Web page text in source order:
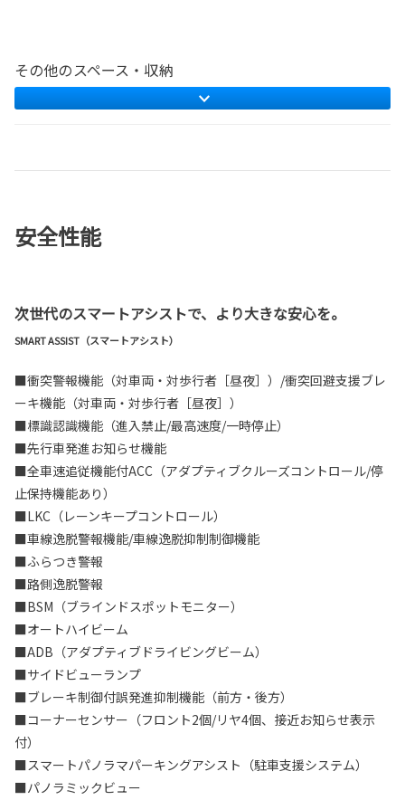
その他のスペース・収納
安全性能
次世代のスマートアシストで、より大きな安心を。
SMART ASSIST（スマートアシスト）
■衝突警報機能（対車両・対歩行者［昼夜］）/衝突回避支援ブレ
ーキ機能（対車両・対歩行者［昼夜］）
■標識認識機能（進入禁止/最高速度/一時停止）
■先行車発進お知らせ機能
■全車速追従機能付ACC（アダプティブクルーズコントロール/停
止保持機能あり）
■LKC（レーンキープコントロール）
■車線逸脱警報機能/車線逸脱抑制制御機能
■ふらつき警報
■路側逸脱警報
■BSM（ブラインドスポットモニター）
■オートハイビーム
■ADB（アダプティブドライビングビーム）
■サイドビューランプ
■ブレーキ制御付誤発進抑制機能（前方・後方）
■コーナーセンサー（フロント2個/リヤ4個、接近お知らせ表示
付）
■スマートパノラマパーキングアシスト（駐車支援システム）
■パノラミックビュー